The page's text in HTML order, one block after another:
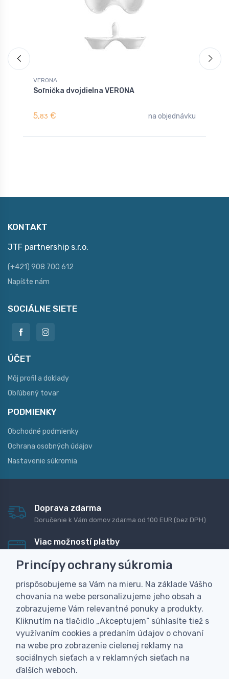
VERONA
Soľnička dvojdielna VERONA
5,83 € na objednávku
KONTAKT
JTF partnership s.r.o.
(+421) 908 700 612
Napíšte nám
SOCIÁLNE SIETE
ÚČET
Môj profil a doklady
Obľúbený tovar
PODMIENKY
Obchodné podmienky
Ochrana osobných údajov
Nastavenie súkromia
Doprava zdarma
Doručenie k Vám domov zdarma od 100 EUR (bez DPH)
Viac možností platby
dobierku
Personalizácia
Vyrobíme Vám vlastný originálny darček
Skúsenosť
Široký sortiment, z ktorého Vám pomôžeme vybrať
Princípy ochrany súkromia
prispôsobujeme sa Vám na mieru. Na základe Vášho
chovania na webe personalizujeme jeho obsah a
zobrazujeme Vám relevantné ponuky a produkty.
Kliknutím na tlačidlo „Akceptujem“ súhlasíte tiež s
využívaním cookies a predaním údajov o chovaní
na webe pro zobrazenie cielenej reklamy na
sociálnych sieťach a v reklamných sieťach na
ďalších weboch.